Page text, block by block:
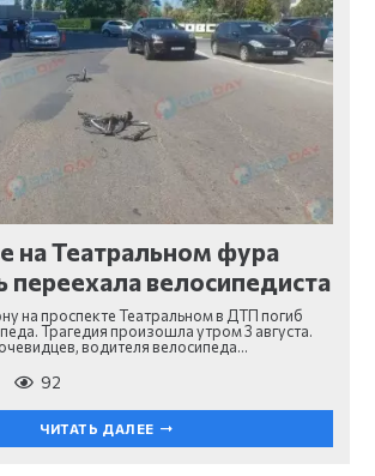
на Театральном фура
переехала велосипедиста
на проспекте Театральном в ДТП погиб
Трагедия произошла утром 3 августа.
водителя велосипеда…
92
ЧИТАТЬ ДАЛЕЕ